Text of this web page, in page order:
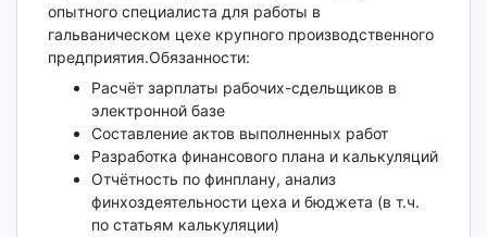
опытного специалиста для работы в
гальваническом цехе крупного производственного
предприятия.Обязанности:
Расчёт зарплаты рабочих-сдельщиков в
электронной базе
Составление актов выполненных работ
Разработка финансового плана и калькуляций
Отчётность по финплану, анализ
финхоздеятельности цеха и бюджета (в т.ч.
по статьям калькуляции)